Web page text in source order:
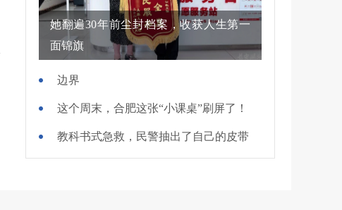
她翻遍30年前尘封档案，收获人生第一
面锦旗
边界
这个周末，合肥这张“小课桌”刷屏了！
教科书式急救，民警抽出了自己的皮带